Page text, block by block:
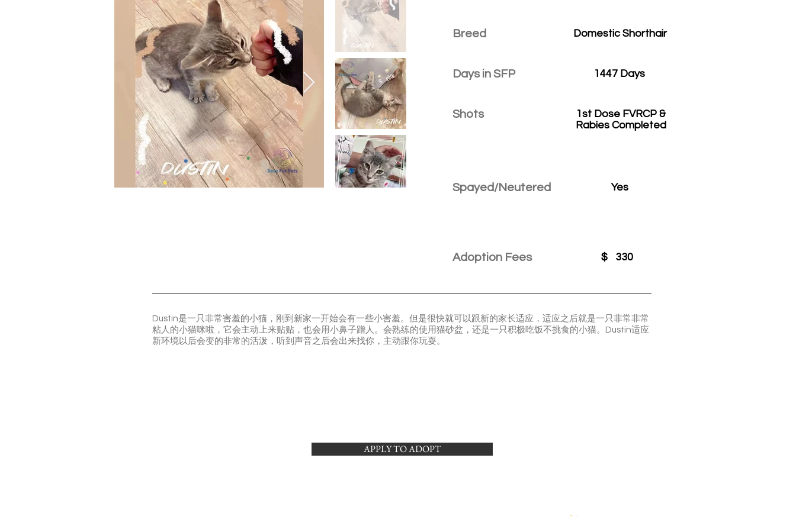
Breed
Days in SFP
Shots
Domestic Shorthair
1447 Days
1st Dose FVRCP &
Rabies Completed
Spayed/Neutered Yes
Adoption Fees $ 330
Dustin是一只非常害羞的小猫，刚到新家一开始会有一些小害羞。但是很快就可以跟新的家长适应，适应之后就是一只非常非常
粘人的小猫咪啦，它会主动上来贴贴，也会用小鼻子蹭人。会熟练的使用猫砂盆，还是一只积极吃饭不挑食的小猫。Dustin适应
新环境以后会变的非常的活泼，听到声音之后会出来找你，主动跟你玩耍。
APPLY TO ADOPT